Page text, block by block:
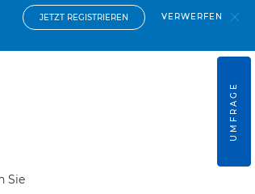
JETZT REGISTRIEREN VERWERFEN
Sie
UMFRAGE